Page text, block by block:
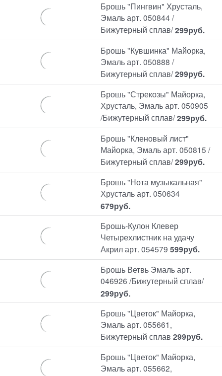
Брошь "Пингвин" Хрусталь,
Эмаль арт. 050844 /
Бижутерный сплав/299руб.
Брошь "Кувшинка" Майорка,
Эмаль арт. 050888 /
Бижутерный сплав/299руб.
Брошь "Стрекозы" Майорка,
Хрусталь, Эмаль арт. 050905
/Бижутерный сплав/299руб.
Брошь "Кленовый лист"
Майорка, Эмаль арт. 050815 /
Бижутерный сплав/299руб.
Брошь "Нота музыкальная"
Хрусталь арт. 050634
679руб.
Брошь-Кулон Клевер
Четырехлистник на удачу
Акрил арт. 054579 599руб.
Брошь Ветвь Эмаль арт.
046926 /Бижутерный сплав/
299руб.
Брошь "Цветок" Майорка,
Эмаль арт. 055661,
Бижутерный сплав 299руб.
Брошь "Цветок" Майорка,
Эмаль арт. 055662,